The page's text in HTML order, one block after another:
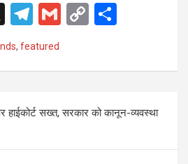
X
T
el
e
a
G
C
n
, featured
हाईकोर्ट सख्त, सरकार को कानून-व्यवस्था